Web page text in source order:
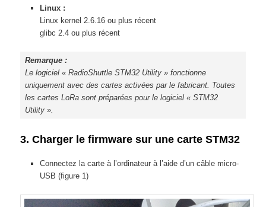
Linux :
Linux kernel 2.6.16 ou plus récent
glibc 2.4 ou plus récent
Remarque :
Le logiciel « RadioShuttle STM32 Utility » fonctionne
uniquement avec des cartes activées par le fabricant. Toutes
les cartes LoRa sont préparées pour le logiciel « STM32
Utility ».
3. Charger le firmware sur une carte STM32
Connectez la carte à l’ordinateur à l’aide d’un câble micro-
USB (figure 1)